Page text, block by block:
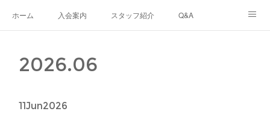
ホーム 入会案内 スタッフ紹介 Q&A
ナリワイとその周辺
2026.06
11Jun2026